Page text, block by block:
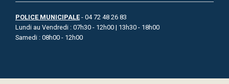
POLICE MUNICIPALE - 04 72 48 26 83
Lundi au Vendredi : 07h30 - 12h00 | 13h30 - 18h00
Samedi : 08h00 - 12h00